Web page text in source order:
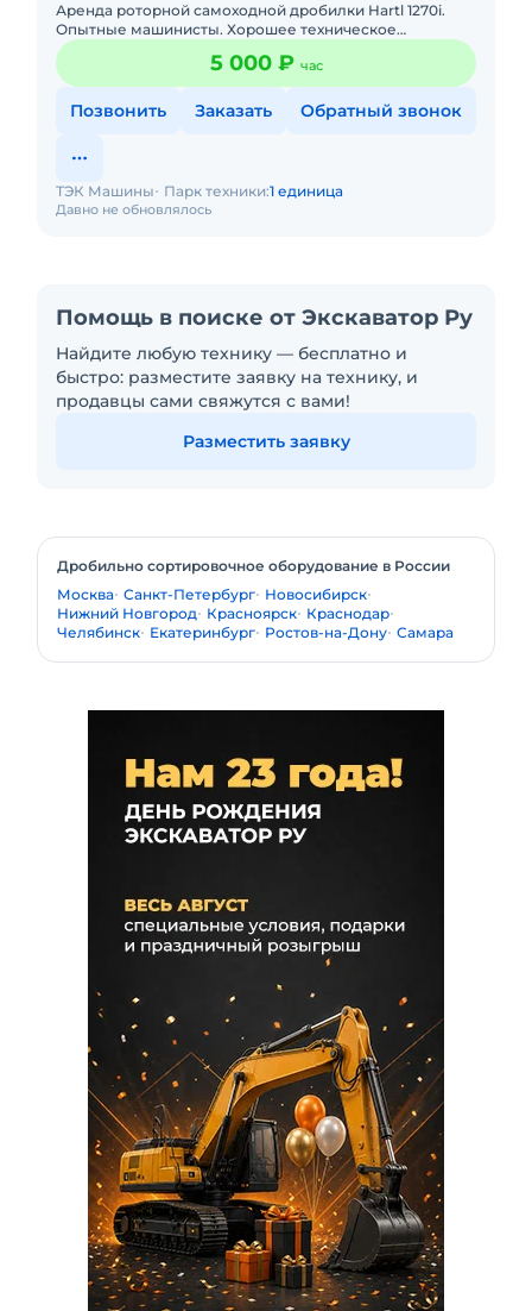
Аренда роторной самоходной дробилки Hartl 1270i.
Опытные машинисты. Хорошее техническое
состояние. Готова к работе. Уголь. Щебень. С
оператором. Топливо опла
5 000 ₽ час
Позвонить Заказать Обратный звонок
Давно не обновлялось
ТЭК Машины Парк техники:1 единица
Помощь в поиске от Экскаватор Ру
Найдите любую технику — бесплатно и
быстро: разместите заявку на технику, и
продавцы сами свяжутся с вами!
Разместить заявку
Дробильно сортировочное оборудование в России
Москва Санкт-Петербург Новосибирск
Нижний Новгород Красноярск Краснодар
Челябинск Екатеринбург Ростов-на-Дону Самара